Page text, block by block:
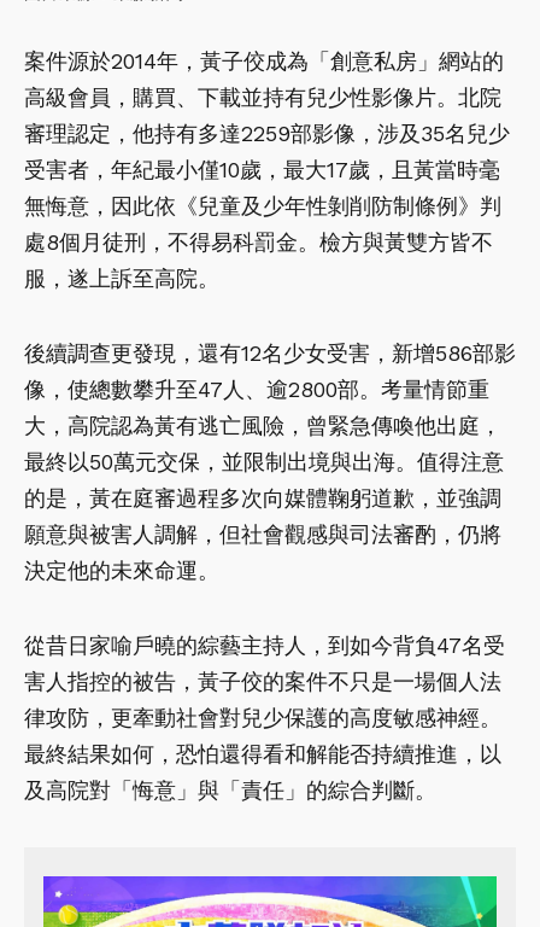
案件源於2014年，黃子佼成為「創意私房」網站的
高級會員，購買、下載並持有兒少性影像片。北院
審理認定，他持有多達2259部影像，涉及35名兒少
受害者，年紀最小僅10歲，最大17歲，且黃當時毫
無悔意，因此依《兒童及少年性剝削防制條例》判
處8個月徒刑，不得易科罰金。檢方與黃雙方皆不
服，遂上訴至高院。
後續調查更發現，還有12名少女受害，新增586部影
像，使總數攀升至47人、逾2800部。考量情節重
大，高院認為黃有逃亡風險，曾緊急傳喚他出庭，
最終以50萬元交保，並限制出境與出海。值得注意
的是，黃在庭審過程多次向媒體鞠躬道歉，並強調
願意與被害人調解，但社會觀感與司法審酌，仍將
決定他的未來命運。
從昔日家喻戶曉的綜藝主持人，到如今背負47名受
害人指控的被告，黃子佼的案件不只是一場個人法
律攻防，更牽動社會對兒少保護的高度敏感神經。
最終結果如何，恐怕還得看和解能否持續推進，以
及高院對「悔意」與「責任」的綜合判斷。